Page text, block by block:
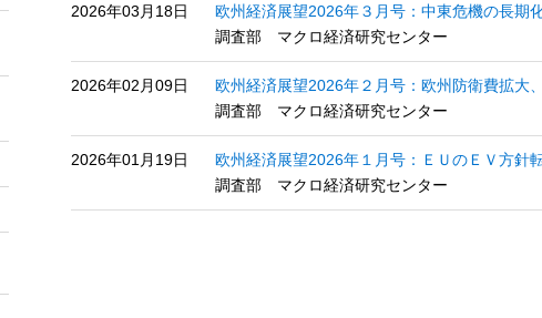
2026年03月18日
欧州経済展望2026年３月号：中東危機の長期
調査部 マクロ経済研究センター
2026年02月09日
欧州経済展望2026年２月号：欧州防衛費拡大
調査部 マクロ経済研究センター
2026年01月19日
欧州経済展望2026年１月号：ＥＵのＥＶ方針
調査部 マクロ経済研究センター